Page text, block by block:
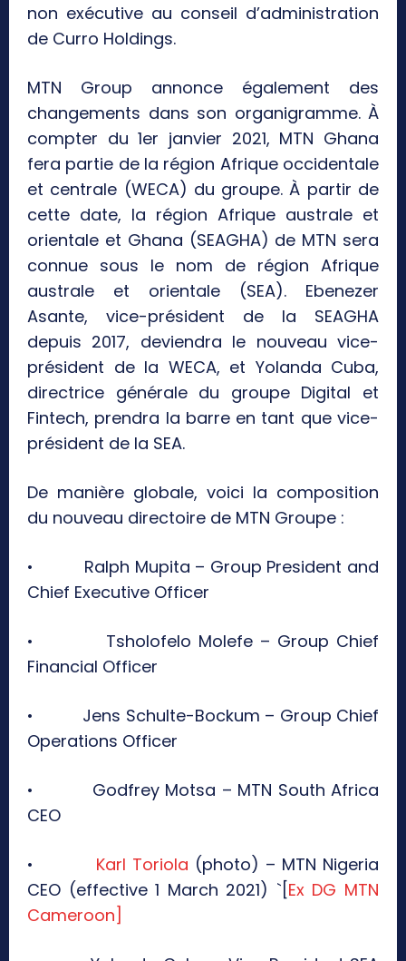
non exécutive au conseil d’administration
de Curro Holdings.
MTN Group annonce également des
changements dans son organigramme. À
compter du 1er janvier 2021, MTN Ghana
fera partie de la région Afrique occidentale
et centrale (WECA) du groupe. À partir de
cette date, la région Afrique australe et
orientale et Ghana (SEAGHA) de MTN sera
connue sous le nom de région Afrique
australe et orientale (SEA). Ebenezer
Asante, vice-président de la SEAGHA
depuis 2017, deviendra le nouveau vice-
président de la WECA, et Yolanda Cuba,
directrice générale du groupe Digital et
Fintech, prendra la barre en tant que vice-
président de la SEA.
De manière globale, voici la composition
du nouveau directoire de MTN Groupe :
• Ralph Mupita – Group President and
Chief Executive Officer
• Tsholofelo Molefe – Group Chief
Financial Officer
• Jens Schulte-Bockum – Group Chief
Operations Officer
• Godfrey Motsa – MTN South Africa
CEO
• Karl Toriola (photo) – MTN Nigeria
CEO (effective 1 March 2021) `[Ex DG MTN
Cameroon]